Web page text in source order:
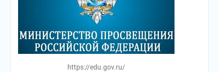
https://edu.gov.ru/